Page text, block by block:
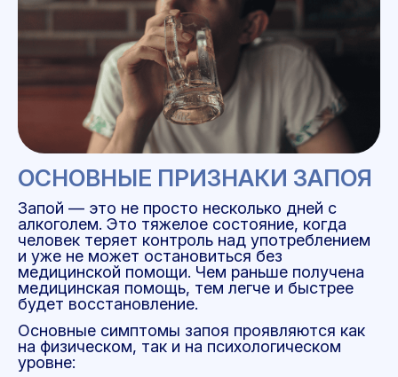
ОСНОВНЫЕ ПРИЗНАКИ ЗАПОЯ
Запой — это не просто несколько дней с
алкоголем. Это тяжелое состояние, когда
человек теряет контроль над употреблением
и уже не может остановиться без
медицинской помощи. Чем раньше получена
медицинская помощь, тем легче и быстрее
будет восстановление.
Основные симптомы запоя проявляются как
на физическом, так и на психологическом
уровне: